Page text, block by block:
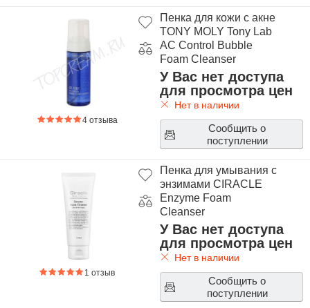
4 отзыва
Пенка для кожи с акне
TONY MOLY Tony Lab
AC Control Bubble
Foam Cleanser
У Вас нет доступа
для просмотра цен
Нет в наличии
Сообщить о
поступлении
1 отзыв
Пенка для умывания с
энзимами CIRACLE
Enzyme Foam
Cleanser
У Вас нет доступа
для просмотра цен
Нет в наличии
Сообщить о
поступлении